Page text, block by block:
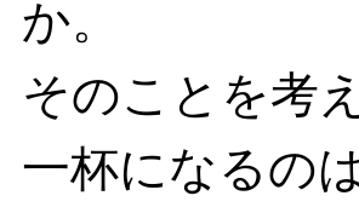
か。
そのことを考
一杯になるの